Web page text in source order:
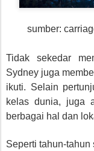
sumber:
Tidak sekedar
Sydney juga
ikuti. Selain
kelas dunia, juga
berbagai hal dan
Seperti tahun-